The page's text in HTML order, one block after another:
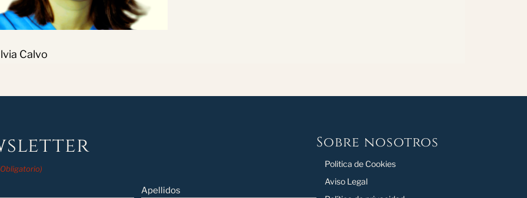
Calvo
Apellidos
Sobre nosotros
Politica de Cookies
Aviso Legal